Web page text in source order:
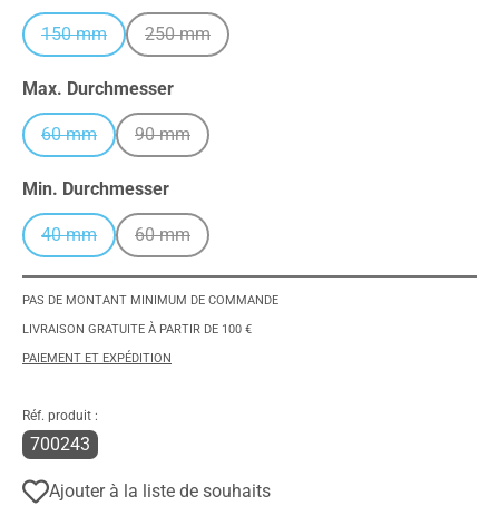
150 mm(Cette option n'est pas disponible pour le moment.)
250 mm(Cette option n'est pas disponible pour le
Sélectionnez
Max. Durchmesser
60 mm(Cette option n'est pas disponible pour le moment.)
90 mm(Cette option n'est pas disponible pour le
Sélectionnez
Min. Durchmesser
40 mm(Cette option n'est pas disponible pour le moment.)
60 mm(Cette option n'est pas disponible pour le
PAS DE MONTANT MINIMUM DE COMMANDE
LIVRAISON GRATUITE À PARTIR DE 100 €
PAIEMENT ET EXPÉDITION
Réf. produit :
700243
Ajouter à la liste de souhaits